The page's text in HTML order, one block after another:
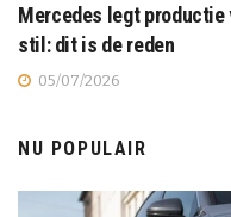
Mercedes legt
stil: dit is de reden
05/07/2026
NU POPULAIR